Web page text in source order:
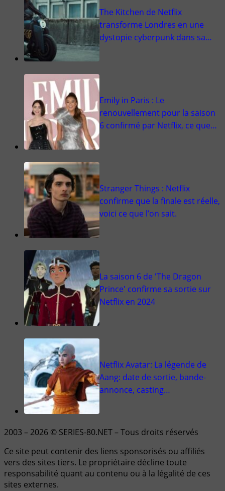
The Kitchen de Netflix
transforme Londres en une
dystopie cyberpunk dans sa…
Emily in Paris : Le
renouvellement pour la saison
6 confirmé par Netflix, ce que…
Stranger Things : Netflix
confirme que la finale est réelle,
voici ce que l’on sait.
La saison 6 de 'The Dragon
Prince' confirme sa sortie sur
Netflix en 2024
Netflix Avatar: La légende de
Aang: date de sortie, bande-
annonce, casting…
2003 – 2026 © SERIES-80.NET – Tous droits réservés
Ce site peut contenir des liens sponsorisés ou affiliés
vers des sites tiers. Le propriétaire décline toute
responsabilité quant au contenu ou à la légalité de ces
sites externes.